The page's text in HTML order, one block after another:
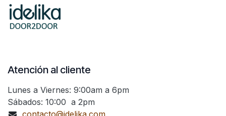
Atención al cliente
Lunes a Viernes: 9:00am a 6pm
Sábados: 10:00 a 2pm